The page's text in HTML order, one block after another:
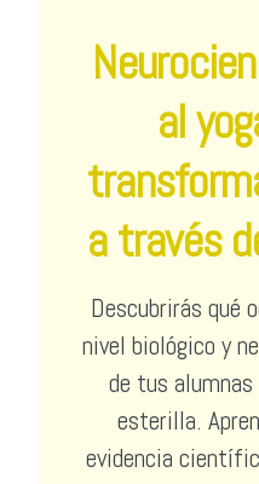
al
a través
Descubrirás qué
nivel biológico y
de tus
esterilla.
evidencia